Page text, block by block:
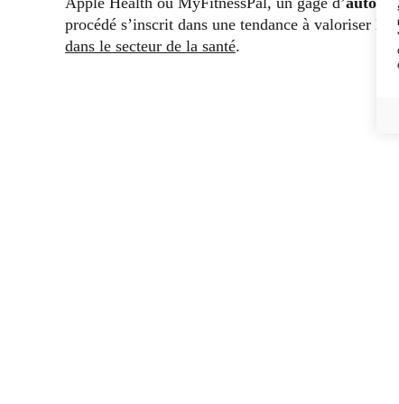
procédé s’inscrit dans une tendance à valoriser la
dans le secteur de la santé.